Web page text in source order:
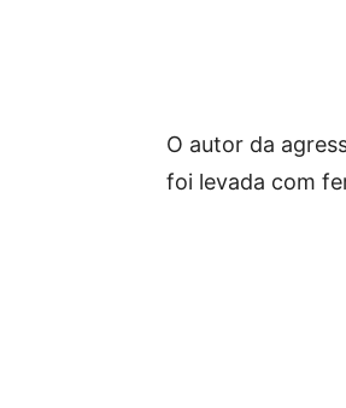
O autor da
foi levada com